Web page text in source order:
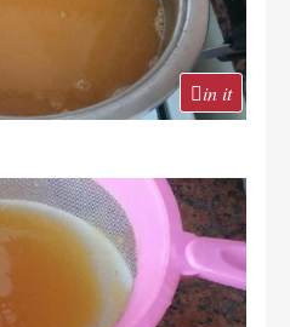
in it